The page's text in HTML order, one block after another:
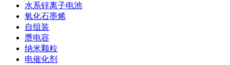
水系锌离子电池
氧化石墨烯
自组装
赝电容
纳米颗粒
电催化剂